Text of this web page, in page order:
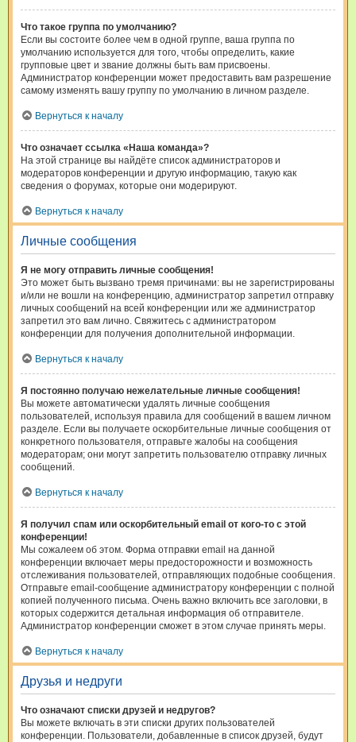
Что такое группа по умолчанию?
Если вы состоите более чем в одной группе, ваша группа по
умолчанию используется для того, чтобы определить, какие
групповые цвет и звание должны быть вам присвоены.
Администратор конференции может предоставить вам разрешение
самому изменять вашу группу по умолчанию в личном разделе.
Вернуться к началу
Что означает ссылка «Наша команда»?
На этой странице вы найдёте список администраторов и
модераторов конференции и другую информацию, такую как
сведения о форумах, которые они модерируют.
Вернуться к началу
Личные сообщения
Я не могу отправить личные сообщения!
Это может быть вызвано тремя причинами: вы не зарегистрированы
и/или не вошли на конференцию, администратор запретил отправку
личных сообщений на всей конференции или же администратор
запретил это вам лично. Свяжитесь с администратором
конференции для получения дополнительной информации.
Вернуться к началу
Я постоянно получаю нежелательные личные сообщения!
Вы можете автоматически удалять личные сообщения
пользователей, используя правила для сообщений в вашем личном
разделе. Если вы получаете оскорбительные личные сообщения от
конкретного пользователя, отправьте жалобы на сообщения
модераторам; они могут запретить пользователю отправку личных
сообщений.
Вернуться к началу
Я получил спам или оскорбительный email от кого-то с этой
конференции!
Мы сожалеем об этом. Форма отправки email на данной
конференции включает меры предосторожности и возможность
отслеживания пользователей, отправляющих подобные сообщения.
Отправьте email-сообщение администратору конференции с полной
копией полученного письма. Очень важно включить все заголовки, в
которых содержится детальная информация об отправителе.
Администратор конференции сможет в этом случае принять меры.
Вернуться к началу
Друзья и недруги
Что означают списки друзей и недругов?
Вы можете включать в эти списки других пользователей
конференции. Пользователи, добавленные в список друзей, будут